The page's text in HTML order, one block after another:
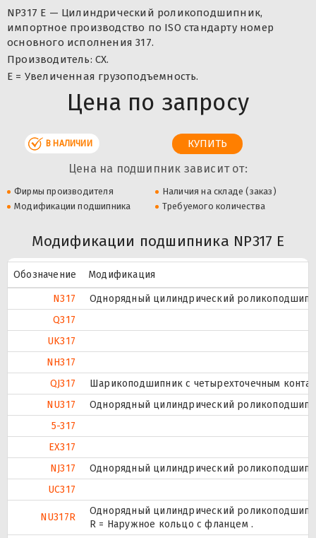
NP317 E — Цилиндрический роликоподшипник,
импортное производство по ISO стандарту номер
основного исполнения 317.
Производитель: CX.
Е = Увеличенная грузоподъемность.
Цена по запросу
В НАЛИЧИИ
Цена на подшипник зависит от:
Фирмы производителя
Наличия на складе (заказ)
Модификации подшипника
Требуемого количества
Модификации подшипника NP317 E
Обозначение
Модификация
N317
Однорядный цилиндрический
Q317
UK317
NH317
QJ317
Шарикоподшипник с четырехточечным
NU317
Однорядный цилиндрический
5-317
EX317
NJ317
Однорядный цилиндрический
UC317
NU317R
Однорядный цилиндрический
R = Наружное кольцо с фланцем .